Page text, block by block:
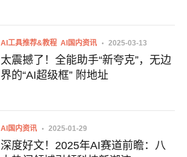
AI工具推荐&教程 AI国内资讯 2025-03-13
太震撼了！全能助手“新夸克”，无边
界的“AI超级框” 附地址
AI国内资讯 2025-01-29
深度好文！2025年AI赛道前瞻：八